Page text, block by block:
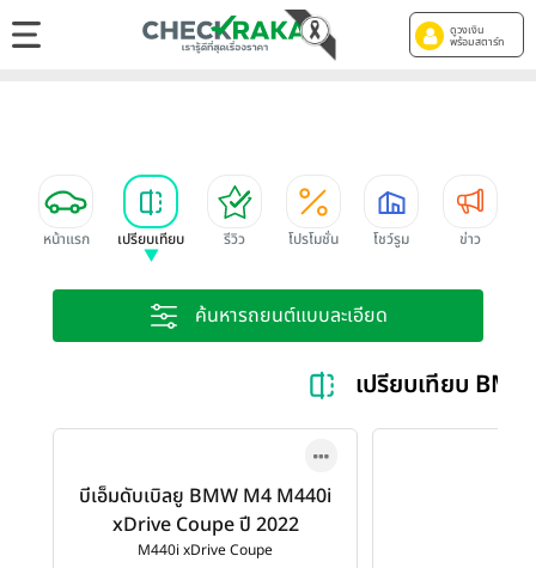
ดูวงเงิน
พร้อมสตาร์ท
หน้าแรก เปรียบเทียบ รีวิว โปรโมชั่น โชว์รูม ข่าว
ค้นหารถยนต์แบบละเอียด
เปรียบเทียบ
บีเอ็มดับเบิลยู BMW M4 M440i
xDrive Coupe ปี 2022
M440i xDrive Coupe